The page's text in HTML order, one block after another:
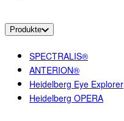
Produkte
SPECTRALIS®
ANTERION®
Heidelberg Eye Explorer
Heidelberg OPERA